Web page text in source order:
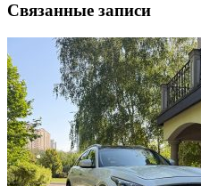
Связанные записи